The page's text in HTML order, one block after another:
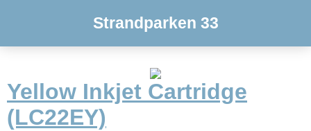
Strandparken 33
Yellow Inkjet Cartridge
(LC22EY)